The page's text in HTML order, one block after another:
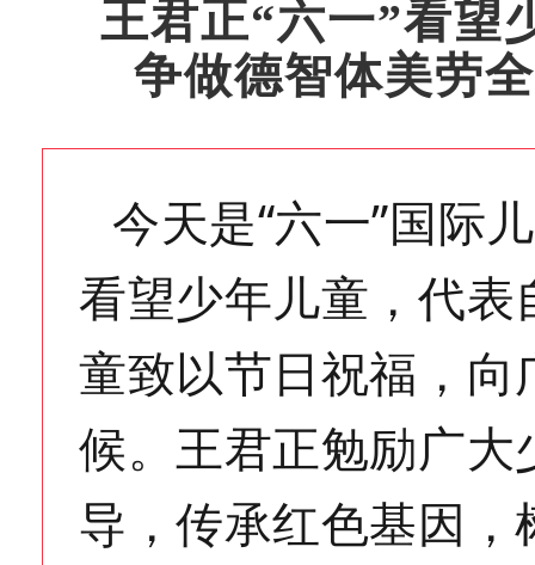
王君正“六一”看望
争做德智体美劳
今天是“六一”国际
看望少年儿童，代
童致以节日祝福，
候。王君正勉励广
导，传承红色基因